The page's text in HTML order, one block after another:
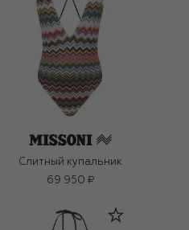
Слитный купальник
69 950 ₽